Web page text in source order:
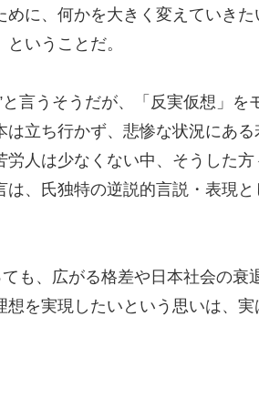
に、何かを大きく変えていき
いうことだ。
言うそうだが、「反実仮想」を
立ち行かず、悲惨な状況にあ
人は少なくない中、そうした
、氏独特の逆説的言説・表現と
も、広がる格差や日本社会の衰
を実現したいという思いは、